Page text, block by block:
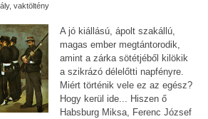
, vaktöltény
A jó kiállású, ápolt szakállú,
magas ember megtántorodik,
amint a zárka sötétjéből kilökik
a szikrázó délelőtti napfényre.
Miért történik vele ez az egész?
Hogy kerül ide... Hiszen ő
Habsburg Miksa, Ferenc József